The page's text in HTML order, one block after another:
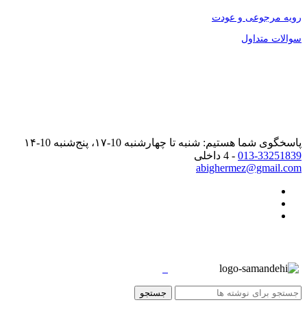
رویه مرجوعی و عودت
سوالات متداول
پاسخگوی شما هستیم: شنبه تا چهارشنبه 10-۱۷، پنج‌شنبه 10-۱۴
013-33251839 - 4 داخلی
abighermez@gmail.com
جستجو